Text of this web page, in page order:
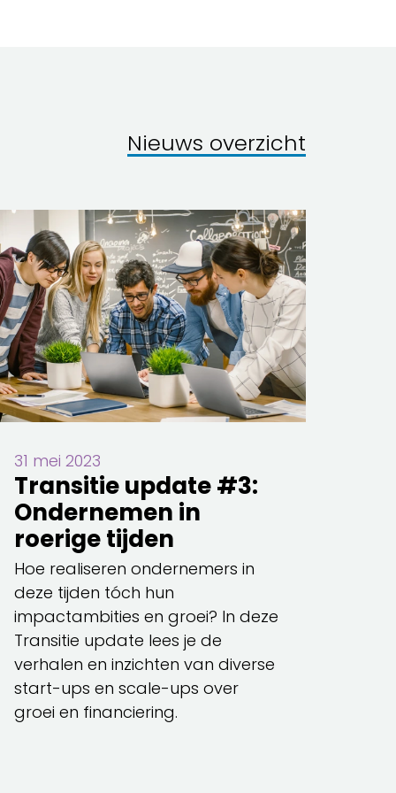
Nieuws overzicht
31 mei 2023
Transitie update #3:
Ondernemen in
roerige tijden
Hoe realiseren ondernemers in
deze tijden tóch hun
impactambities en groei? In deze
Transitie update lees je de
verhalen en inzichten van diverse
start-ups en scale-ups over
groei en financiering.